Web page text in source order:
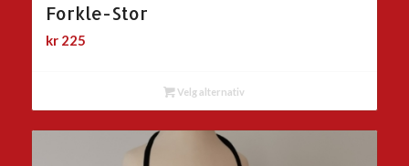
Forkle-Stor
kr225
Velg alternativ